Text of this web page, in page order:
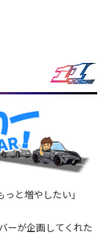
と増やしたい」
ーが企画してくれた